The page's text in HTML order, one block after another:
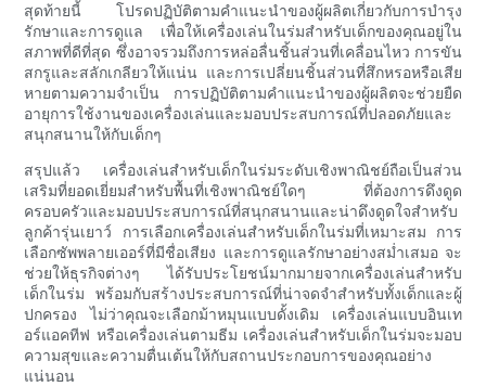
สุดท้ายนี้ โปรดปฏิบัติตามคำแนะนำของผู้ผลิตเกี่ยวกับการบำรุง
รักษาและการดูแล เพื่อให้เครื่องเล่นในร่มสำหรับเด็กของคุณอยู่ใน
สภาพที่ดีที่สุด ซึ่งอาจรวมถึงการหล่อลื่นชิ้นส่วนที่เคลื่อนไหว การขัน
สกรูและสลักเกลียวให้แน่น และการเปลี่ยนชิ้นส่วนที่สึกหรอหรือเสีย
หายตามความจำเป็น การปฏิบัติตามคำแนะนำของผู้ผลิตจะช่วยยืด
อายุการใช้งานของเครื่องเล่นและมอบประสบการณ์ที่ปลอดภัยและ
สนุกสนานให้กับเด็กๆ
สรุปแล้ว เครื่องเล่นสำหรับเด็กในร่มระดับเชิงพาณิชย์ถือเป็นส่วน
เสริมที่ยอดเยี่ยมสำหรับพื้นที่เชิงพาณิชย์ใดๆ ที่ต้องการดึงดูด
ครอบครัวและมอบประสบการณ์ที่สนุกสนานและน่าดึงดูดใจสำหรับ
ลูกค้ารุ่นเยาว์ การเลือกเครื่องเล่นสำหรับเด็กในร่มที่เหมาะสม การ
เลือกซัพพลายเออร์ที่มีชื่อเสียง และการดูแลรักษาอย่างสม่ำเสมอ จะ
ช่วยให้ธุรกิจต่างๆ ได้รับประโยชน์มากมายจากเครื่องเล่นสำหรับ
เด็กในร่ม พร้อมกับสร้างประสบการณ์ที่น่าจดจำสำหรับทั้งเด็กและผู้
ปกครอง ไม่ว่าคุณจะเลือกม้าหมุนแบบดั้งเดิม เครื่องเล่นแบบอินเท
อร์แอคทีฟ หรือเครื่องเล่นตามธีม เครื่องเล่นสำหรับเด็กในร่มจะมอบ
ความสุขและความตื่นเต้นให้กับสถานประกอบการของคุณอย่าง
แน่นอน